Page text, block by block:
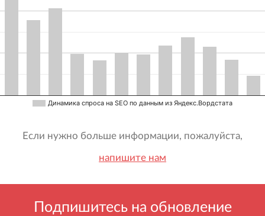
Динамика спроса на SEO по данным из Яндекс.Вордстата
Если нужно больше информации, пожалуйста,
напишите нам
Подпишитесь на обновление